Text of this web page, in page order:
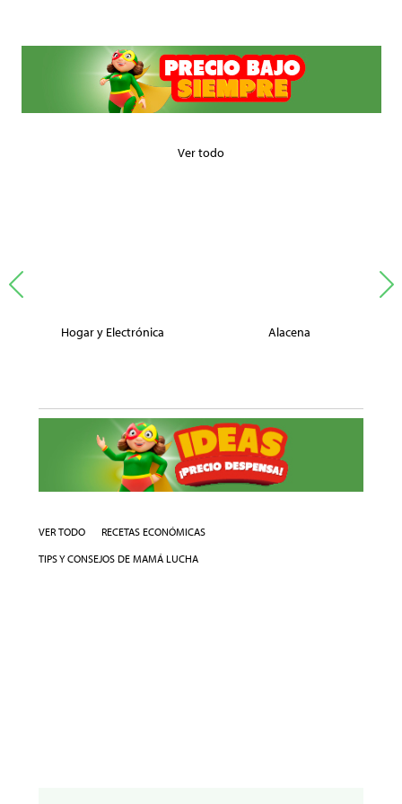
Ver todo
Hogar y Electrónica Alacena
VER TODO
RECETAS ECONÓMICAS
TIPS Y CONSEJOS DE MAMÁ LUCHA